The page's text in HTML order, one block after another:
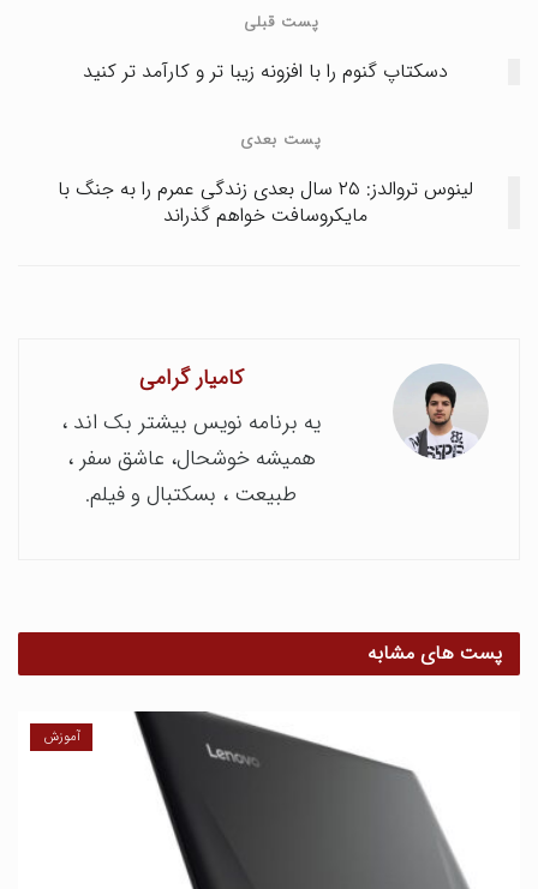
پست قبلی
دسکتاپ گنوم را با افزونه زیبا تر و کارآمد تر کنید
پست بعدی
لینوس تروالدز: ۲۵ سال بعدی زندگی عمرم را به جنگ با
مایکروسافت خواهم گذراند
کامیار گرامی
یه برنامه نویس بیشتر بک اند ،
همیشه خوشحال، عاشق سفر ،
طبیعت ، بسکتبال و فیلم.
پست های مشابه
آموزش